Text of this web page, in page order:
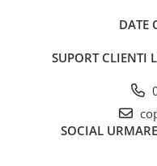
Separatoare
Folii si mape de protectie
DATE
SUPORT CLIENTI
SOCIAL